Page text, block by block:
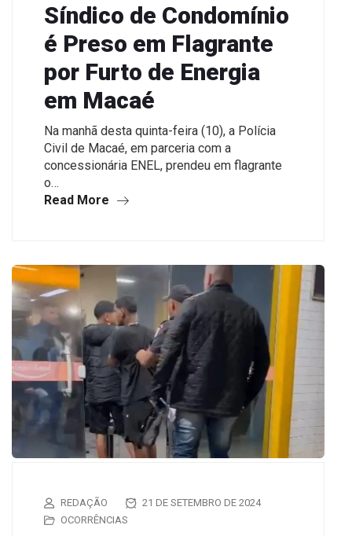
Síndico de Condomínio
é Preso em Flagrante
por Furto de Energia
em Macaé
Na manhã desta quinta-feira (10), a Polícia
Civil de Macaé, em parceria com a
concessionária ENEL, prendeu em flagrante
o…
Read More
REDAÇÃO
21 DE SETEMBRO DE 2024
OCORRÊNCIAS